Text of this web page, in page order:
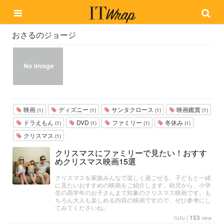
おさるのジョージ
映画 (1) ディズニー (1) サンタクロース (1) 映画鑑賞 (1)
ドラえもん (1) DVD (1) ファミリー (1) 冬休み (1)
クリスマス (1)
クリスマスにファミリーで見たい！おすす
めクリスマス映画15選
クリスマスを家族みんなで楽しく過ごせる、子どもと一緒
に見たいおすすめの映画をご紹介します。幼児から、小学
生の高学年のお子さんまで対象のクリスマス映画です。も
ちろん大人も楽しめる内容の映画ですので、ぜひ参考にし
てみてくださいね。
ruru | 153 view